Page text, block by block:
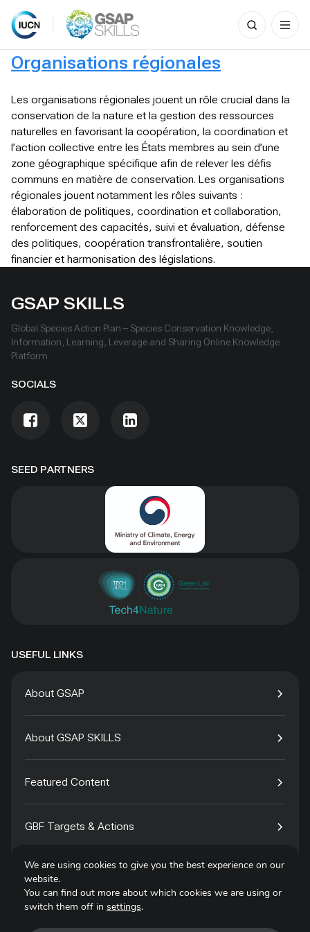
Skip
content
Search
for:
Organisations régionales
Les organisations régionales jouent un rôle crucial dans la
conservation de la nature et la gestion des ressources
naturelles en favorisant la coopération, la coordination et
l’action collective entre les États membres au sein d’une
zone géographique spécifique afin de relever les défis
communs en matière de conservation. Les organisations
régionales jouent notamment les rôles suivants :
élaboration de politiques, coordination et collaboration,
renforcement des capacités, suivi et évaluation, défense
des politiques, coopération transfrontalière, soutien
financier et harmonisation des législations.
SEED PARTNERS
GSAP SKILLS
Global Species Action Plan – Species Conservation Knowledge,
Information, Learning, Leverage and Sharing Online Knowledge
Platform
SOCIALS
USEFUL LINKS
About GSAP
About GSAP SKILLS
Featured Content
GBF Targets & Actions
Tech4Species
We are using cookies to give you the best experience on our
website.
You can find out more about which cookies we are using or
switch them off in settings.